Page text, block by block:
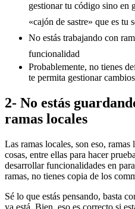
gestionar tu código sino en
«cajón de sastre» que es tu
No estás trabajando con
funcionalidad
Probablemente, no tienes
te permita gestionar
2- No estás
ramas locales
Las ramas locales, son eso, ramas
cosas, entre ellas para hacer
desarrollar funcionalidades en
ramas, no tienes copia de los
Sé lo que estás pensando, basta
ya está. Bien, eso es correcto si